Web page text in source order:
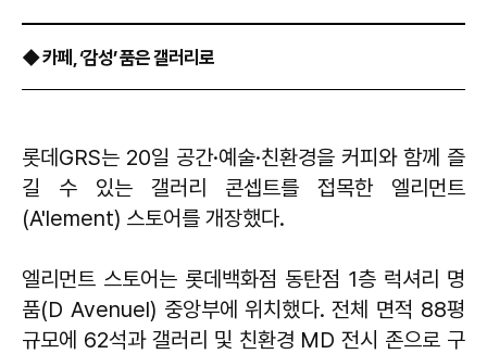
◆ 카페, ‘감성’ 품은 갤러리로
롯데GRS는 20일 공간·예술·친환경을 커피와 함께 즐
길 수 있는 갤러리 콘셉트를 접목한 엘리먼트
(A'lement) 스토어를 개장했다.
엘리먼트 스토어는 롯데백화점 동탄점 1층 럭셔리 명
품(D Avenuel) 중앙부에 위치했다. 전체 면적 88평
규모에 62석과 갤러리 및 친환경 MD 전시 존으로 구